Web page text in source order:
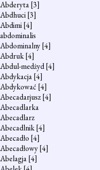
Abderyta[3]
Abdhuci[3]
Abdimi[4]
abdominalis
Abdominalny[4]
Abdruk[4]
Abdul-medżyd[4]
Abdykacja[4]
Abdykować [4]
Abecadarjusz[4]
Abecadlarka
Abecadlarz
Abecadlnik[4]
Abecadło [4]
Abecadłowy[4]
Abelagja[4]